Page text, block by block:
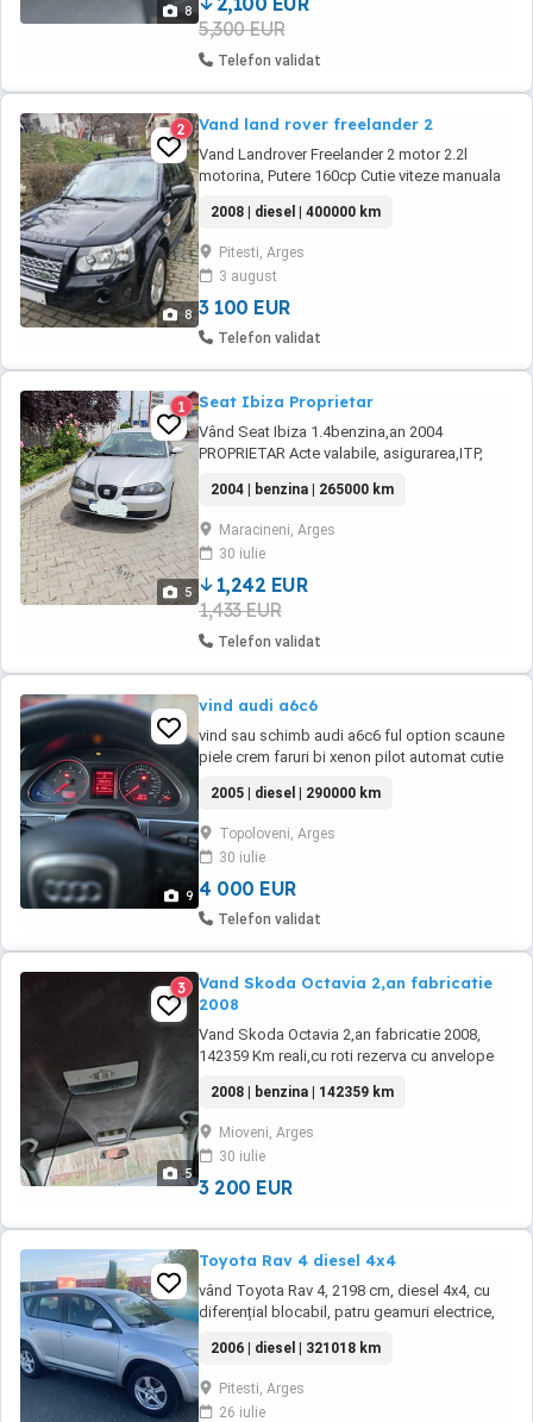
8
5,300 EUR
Telefon validat
8
2 Vand land rover freelander 2
Vand Landrover Freelander 2 motor 2.2l
motorina, Putere 160cp Cutie viteze manuala
exterior negru Culoare interior negru Material
interior piele Comenzi pe volan Pilot automat
Scaune reglabile electric fata Geamuri
electrice Oglinzi electrice incalzite Senzor ...
2008 | diesel | 400000 km
Pitesti, Arges
3 august
3 100 EUR
Telefon validat
5
1 Seat Ibiza Proprietar
Vând Seat Ibiza 1.4benzina,an 2004
PROPRIETAR Acte valabile, asigurarea,ITP,
oglinzi electrice și încălzite alarma cu
telecomanda 2chei mașina închidere
centralizată pe cheie roți de iarna și roti aliaj
vară,una pe pană discuri și plăcuțe frână
schimbate ...
2004 | benzina | 265000 km
Maracineni, Arges
30 iulie
1,242 EUR
1,433 EUR
Telefon validat
9
vind audi a6c6
vind sau schimb audi a6c6 ful option scaune
piele crem faruri bi xenon pilot automat cutie
2005 | diesel | 290000 km
Topoloveni, Arges
30 iulie
4 000 EUR
Telefon validat
5
3
Vand Skoda Octavia 2,an fabricatie
2008
Vand Skoda Octavia 2,an fabricatie 2008,
142359 Km reali,cu roti rezerva cu anvelope
emisie receptie,pret 3800 euro negociabil.
2008 | benzina | 142359 km
Mioveni, Arges
30 iulie
3 200 EUR
Toyota Rav 4 diesel 4x4
vând Toyota Rav 4, 2198 cm, diesel 4x4, cu
diferențial blocabil, patru geamuri electrice,
cârlig de remorcare
2006 | diesel | 321018 km
Pitesti, Arges
26 iulie